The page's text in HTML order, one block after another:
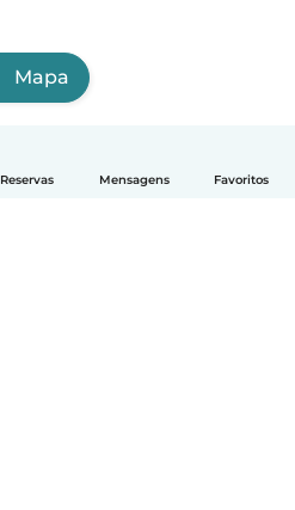
Reservas Mensagens Favoritos
Mapa